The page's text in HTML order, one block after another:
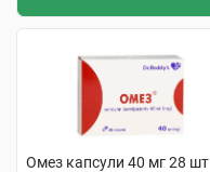
Омез капсули 40 мг 28 шт